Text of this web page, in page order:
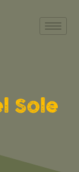
Sole